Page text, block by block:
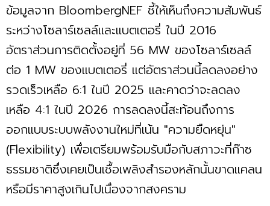
ข้อมูลจาก BloombergNEF ชี้ให้เห็นถึงความสัมพันธ์
ระหว่างโซลาร์เซลล์และแบตเตอรี่ ในปี 2016
อัตราส่วนการติดตั้งอยู่ที่ 56 MW ของโซลาร์เซลล์
ต่อ 1 MW ของแบตเตอรี่ แต่อัตราส่วนนี้ลดลงอย่าง
รวดเร็วเหลือ 6:1 ในปี 2025 และคาดว่าจะลดลง
เหลือ 4:1 ในปี 2026 การลดลงนี้สะท้อนถึงการ
ออกแบบระบบพลังงานใหม่ที่เน้น "ความยืดหยุ่น"
(Flexibility) เพื่อเตรียมพร้อมรับมือกับสภาวะที่ก๊าซ
ธรรมชาติซึ่งเคยเป็นเชื้อเพลิงสำรองหลักนั้นขาดแคลน
หรือมีราคาสูงเกินไปเนื่องจากสงคราม